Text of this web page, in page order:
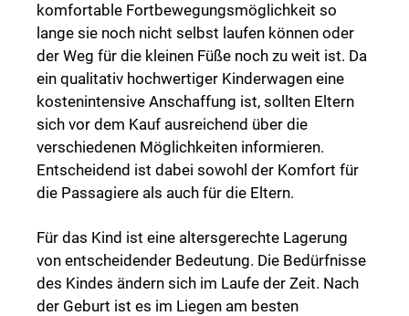
komfortable Fortbewegungsmöglichkeit so
lange sie noch nicht selbst laufen können oder
der Weg für die kleinen Füße noch zu weit ist. Da
ein qualitativ hochwertiger Kinderwagen eine
kostenintensive Anschaffung ist, sollten Eltern
sich vor dem Kauf ausreichend über die
verschiedenen Möglichkeiten informieren.
Entscheidend ist dabei sowohl der Komfort für
die Passagiere als auch für die Eltern.
Für das Kind ist eine altersgerechte Lagerung
von entscheidender Bedeutung. Die Bedürfnisse
des Kindes ändern sich im Laufe der Zeit. Nach
der Geburt ist es im Liegen am besten